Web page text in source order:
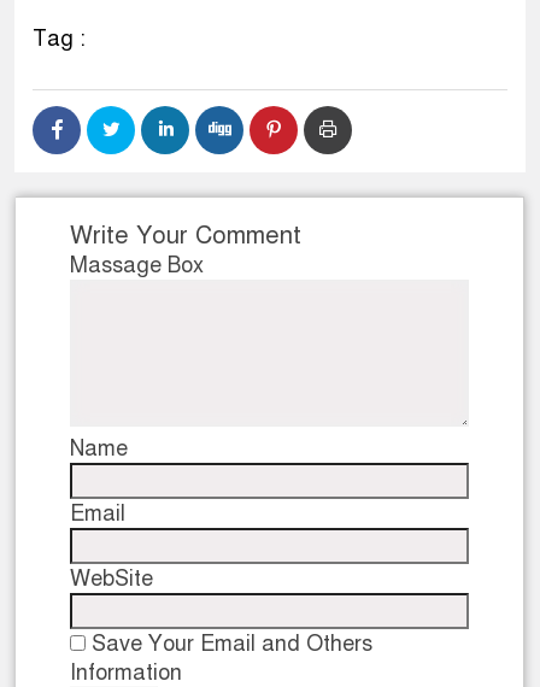
Tag :
Write Your Comment
Massage Box
Name
Email
WebSite
Save Your Email and Others
Information